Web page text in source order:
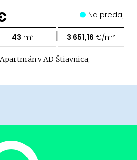
Na predaj
43 m² | 3 651,16 €/m²
v AD Štiavnica,